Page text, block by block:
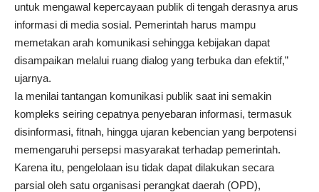
untuk mengawal kepercayaan publik di tengah derasnya arus
informasi di media sosial. Pemerintah harus mampu
memetakan arah komunikasi sehingga kebijakan dapat
disampaikan melalui ruang dialog yang terbuka dan efektif,”
ujarnya.
Ia menilai tantangan komunikasi publik saat ini semakin
kompleks seiring cepatnya penyebaran informasi, termasuk
disinformasi, fitnah, hingga ujaran kebencian yang berpotensi
memengaruhi persepsi masyarakat terhadap pemerintah.
Karena itu, pengelolaan isu tidak dapat dilakukan secara
parsial oleh satu organisasi perangkat daerah (OPD),